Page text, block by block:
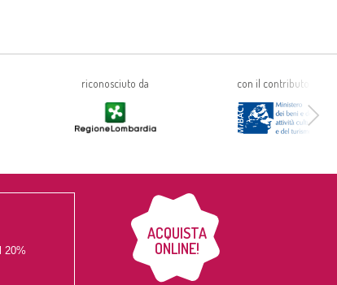
riconosciuto da con il contributo di
20%
ACQUISTA
ONLINE!